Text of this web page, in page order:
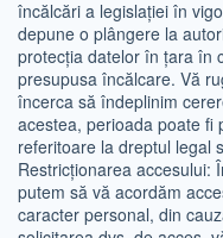
încălcări a legislației în
depune o plângere la
protecția datelor în țara în
presupusa încălcare. Vă
încerca să îndeplinim
acestea, perioada poate fi
referitoare la dreptul legal
Restricționarea accesului:
putem să vă acordăm
caracter personal, din